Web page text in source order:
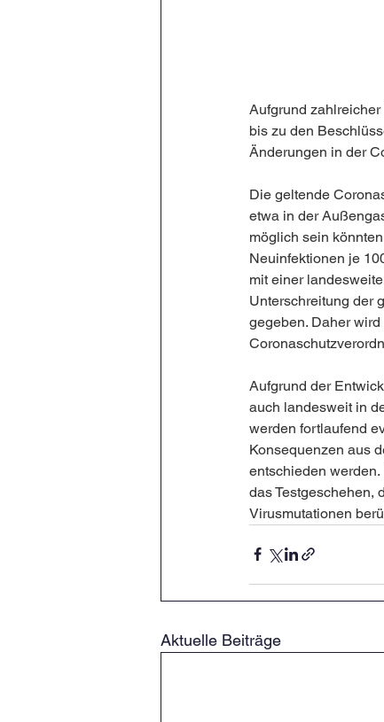
Aufgrund
bis zu den
Änderungen in der
Die geltende
etwa in der
möglich sein
Neuinfektionen je
mit einer
Unterschreitung der
gegeben. Daher
Aufgrund der
auch landesweit in
werden fortlaufend
Konsequenzen aus
entschieden
das Testgeschehen,
Virusmutationen
Aktuelle Beiträge